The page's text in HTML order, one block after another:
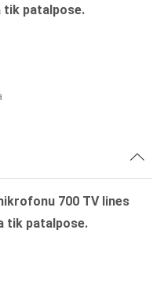
tik patalpose.
700 TV lines
tik patalpose.